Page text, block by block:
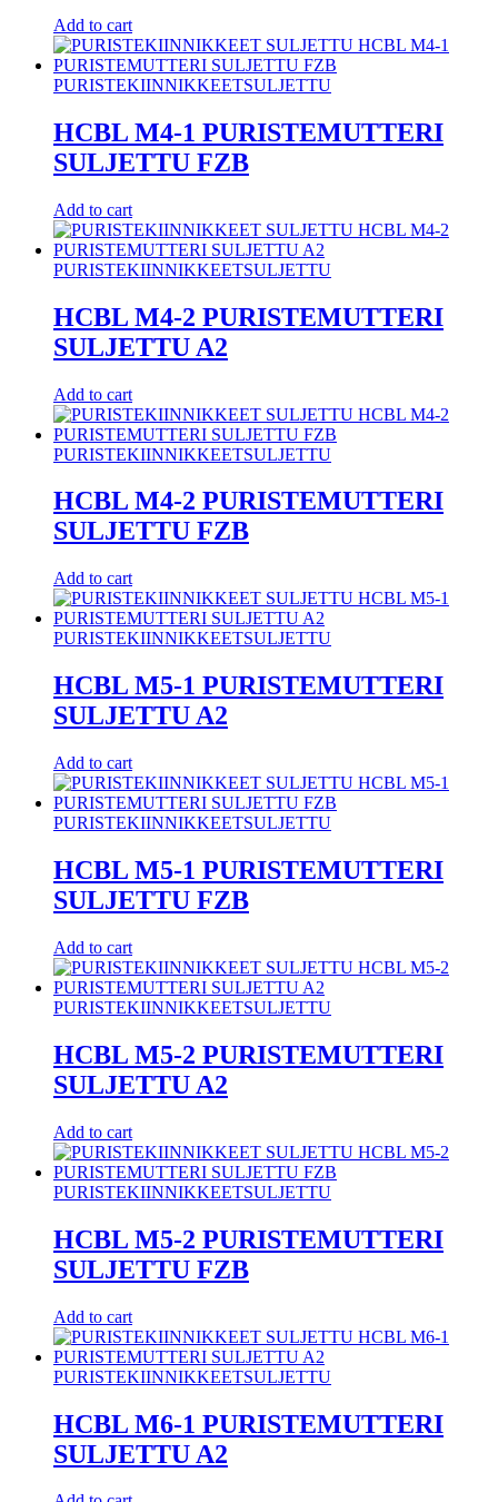
Add to cart
PURISTEKIINNIKKEETSULJETTU
HCBL M4-1 PURISTEMUTTERI
SULJETTU FZB
Add to cart
PURISTEKIINNIKKEETSULJETTU
HCBL M4-2 PURISTEMUTTERI
SULJETTU A2
Add to cart
PURISTEKIINNIKKEETSULJETTU
HCBL M4-2 PURISTEMUTTERI
SULJETTU FZB
Add to cart
PURISTEKIINNIKKEETSULJETTU
HCBL M5-1 PURISTEMUTTERI
SULJETTU A2
Add to cart
PURISTEKIINNIKKEETSULJETTU
HCBL M5-1 PURISTEMUTTERI
SULJETTU FZB
Add to cart
PURISTEKIINNIKKEETSULJETTU
HCBL M5-2 PURISTEMUTTERI
SULJETTU A2
Add to cart
PURISTEKIINNIKKEETSULJETTU
HCBL M5-2 PURISTEMUTTERI
SULJETTU FZB
Add to cart
PURISTEKIINNIKKEETSULJETTU
HCBL M6-1 PURISTEMUTTERI
SULJETTU A2